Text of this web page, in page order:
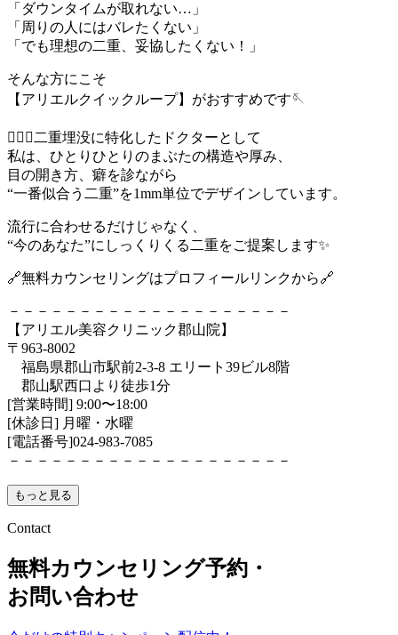
「ダウンタイムが取れない…」
「周りの人にはバレたくない」
「でも理想の二重、妥協したくない！」
そんな方にこそ
【アリエルクイックループ】がおすすめです🪡
👨🏻‍⚕️二重埋没に特化したドクターとして
私は、ひとりひとりのまぶたの構造や厚み、
目の開き方、癖を診ながら
“一番似合う二重”を1mm単位でデザインしています。
流行に合わせるだけじゃなく、
“今のあなた”にしっくりくる二重をご提案します✨
🔗無料カウンセリングはプロフィールリンクから🔗
－－－－－－－－－－－－－－－－－－－－
【アリエル美容クリニック郡山院】
〒963-8002
福島県郡山市駅前2-3-8 エリート39ビル8階
郡山駅西口より徒歩1分
[営業時間] 9:00〜18:00
[休診日] 月曜・水曜
[電話番号]024-983-7085
－－－－－－－－－－－－－－－－－－－－
もっと見る
Contact
無料カウンセリング予約・
お問い合わせ